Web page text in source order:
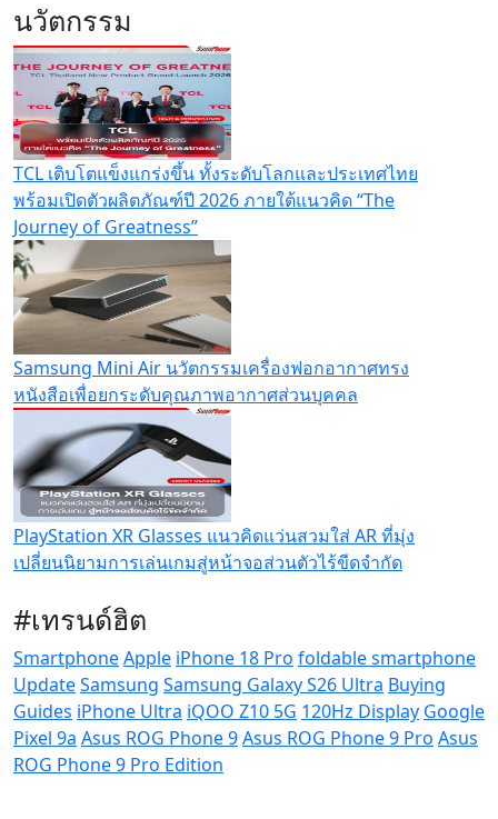
นวัตกรรม
TCL เติบโตแข็งแกร่งขึ้น ทั้งระดับโลกและประเทศไทย
พร้อมเปิดตัวผลิตภัณฑ์ปี 2026 ภายใต้แนวคิด “The
Journey of Greatness”
Samsung Mini Air นวัตกรรมเครื่องฟอกอากาศทรง
หนังสือเพื่อยกระดับคุณภาพอากาศส่วนบุคคล
PlayStation XR Glasses แนวคิดแว่นสวมใส่ AR ที่มุ่ง
เปลี่ยนนิยามการเล่นเกมสู่หน้าจอส่วนตัวไร้ขีดจำกัด
#เทรนด์ฮิต
SmartphoneApple iPhone 18 Pro foldable smartphone
UpdateSamsung Samsung Galaxy S26 Ultra Buying
Guides iPhone Ultra iQOO Z10 5G 120Hz Display Google
Pixel 9a Asus ROG Phone 9Asus ROG Phone 9 Pro Asus
ROG Phone 9 Pro Edition